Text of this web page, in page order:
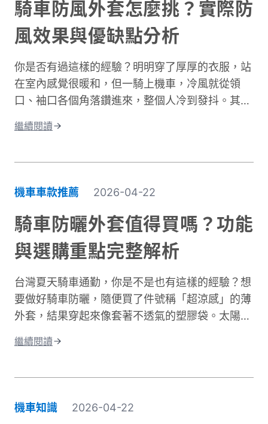
台灣氣候下的曝曬風險，並分享從頭部到腳部的完
整防曬裝備選擇。只要掌握正確方法，你也能在享
受騎車樂趣的同時，有效保護肌膚，遠離曬傷困
騎車防風外套怎麼挑？實際防
風效果與優缺點分析
你是否有過這樣的經驗？明明穿了厚厚的衣服，站
在室內感覺很暖和，但一騎上機車，冷風就從領
口、袖口各個角落鑽進來，整個人冷到發抖。其實
護。台灣氣候的冬季雖然氣溫很少跌破0度，但
擊。當你在冬季騎車時，迎面而來的強風會快速破
壞人體周圍的隔熱空氣層。即使環境溫度有
10°C，在時速 50 公里的風壓下，體感溫度約降至
5 至 6°C 左右，溫降幅度接近一半。 更糟的是，
台灣冬季平均相對濕度經常高於75%。潮濕空氣傳
灌進衣服裡，身體必須消耗更多能量去加熱這些水
分子，騎車保暖變得格外困難。這就是為什麼一件
真正有效的防寒外套對機車族來說不只是選配，而
是冬季的必需品。接下來我們將深入分析如何挑選
繼續閱讀
機車車款推薦 2026-04-22
騎車防曬外套值得買嗎？功能
與選購重點完整解析
台灣夏天騎車通勤，你是不是也有這樣的經驗？想
要做好騎車防曬，隨便買了件號稱「超涼感」的薄
外套，結果穿起來像套著不透氣的塑膠袋。太陽確
境，許多騎士都遇過。一件真正好的騎車防曬外套
帶你了解如何挑選適合的防曬外套，讓你在烈日下
騎車依然保持舒適，不再當冤大頭。
繼續閱讀
機車知識 2026-04-22